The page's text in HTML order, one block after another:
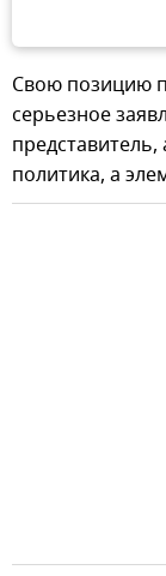
Свою позицию
серьезное
политика, а